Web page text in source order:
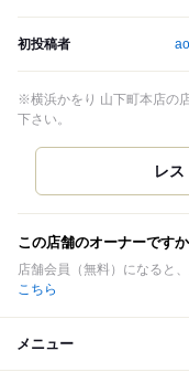
初投稿者
※横浜かをり 山下町本店の
下さい。
この店舗のオーナーですか
店舗会員（無料）になると
こちら
メニュー